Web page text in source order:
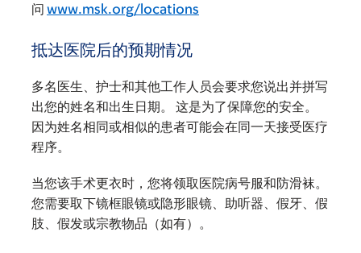
问 www.msk.org/locations
抵达医院后的预期情况
多名医生、护士和其他工作人员会要求您说出并拼写
出您的姓名和出生日期。 这是为了保障您的安全。
因为姓名相同或相似的患者可能会在同一天接受医疗
程序。
当您该手术更衣时，您将领取医院病号服和防滑袜。
您需要取下镜框眼镜或隐形眼镜、助听器、假牙、假
肢、假发或宗教物品（如有）。